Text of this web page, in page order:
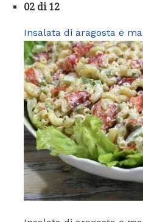
02 di 12
Insalata di aragosta e